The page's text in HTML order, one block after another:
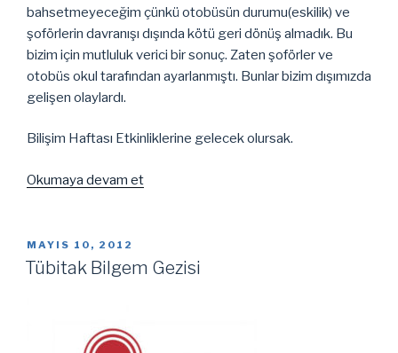
bahsetmeyeceğim çünkü otobüsün durumu(eskilik) ve
şoförlerin davranışı dışında kötü geri dönüş almadık. Bu
bizim için mutluluk verici bir sonuç. Zaten şoförler ve
otobüs okul tarafından ayarlanmıştı. Bunlar bizim dışımızda
gelişen olaylardı.
Bilişim Haftası Etkinliklerine gelecek olursak.
Okumaya devam et“Bilişim
YAYIM
TARIHI
MAYIS 10, 2012
Tübitak Bilgem Gezisi